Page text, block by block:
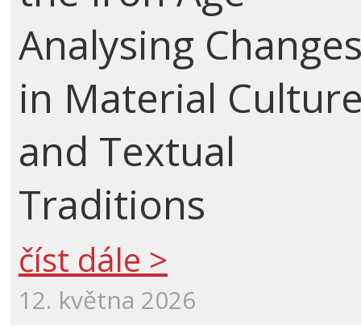
Analysing
in Material
and Textual
Traditions
číst dále >
12. května 2026